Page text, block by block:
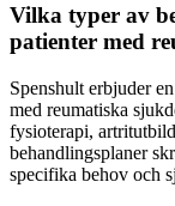
Vilka typer av
patienter med
Spenshult erbjuder
med reumatiska
fysioterapi,
behandlingsplaner
specifika behov och